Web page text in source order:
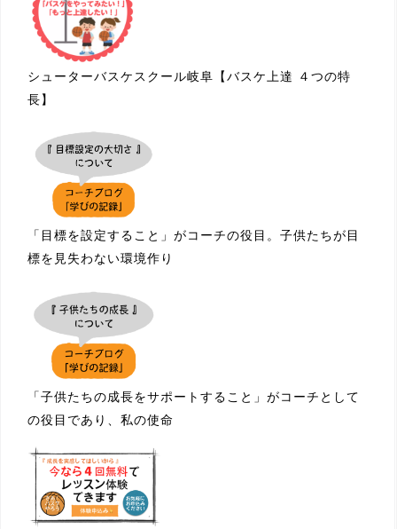
シューターバスケスクール岐阜【バスケ上達 ４つの特
長】
「目標を設定すること」がコーチの役目。子供たちが目
標を見失わない環境作り
「子供たちの成長をサポートすること」がコーチとして
の役目であり、私の使命